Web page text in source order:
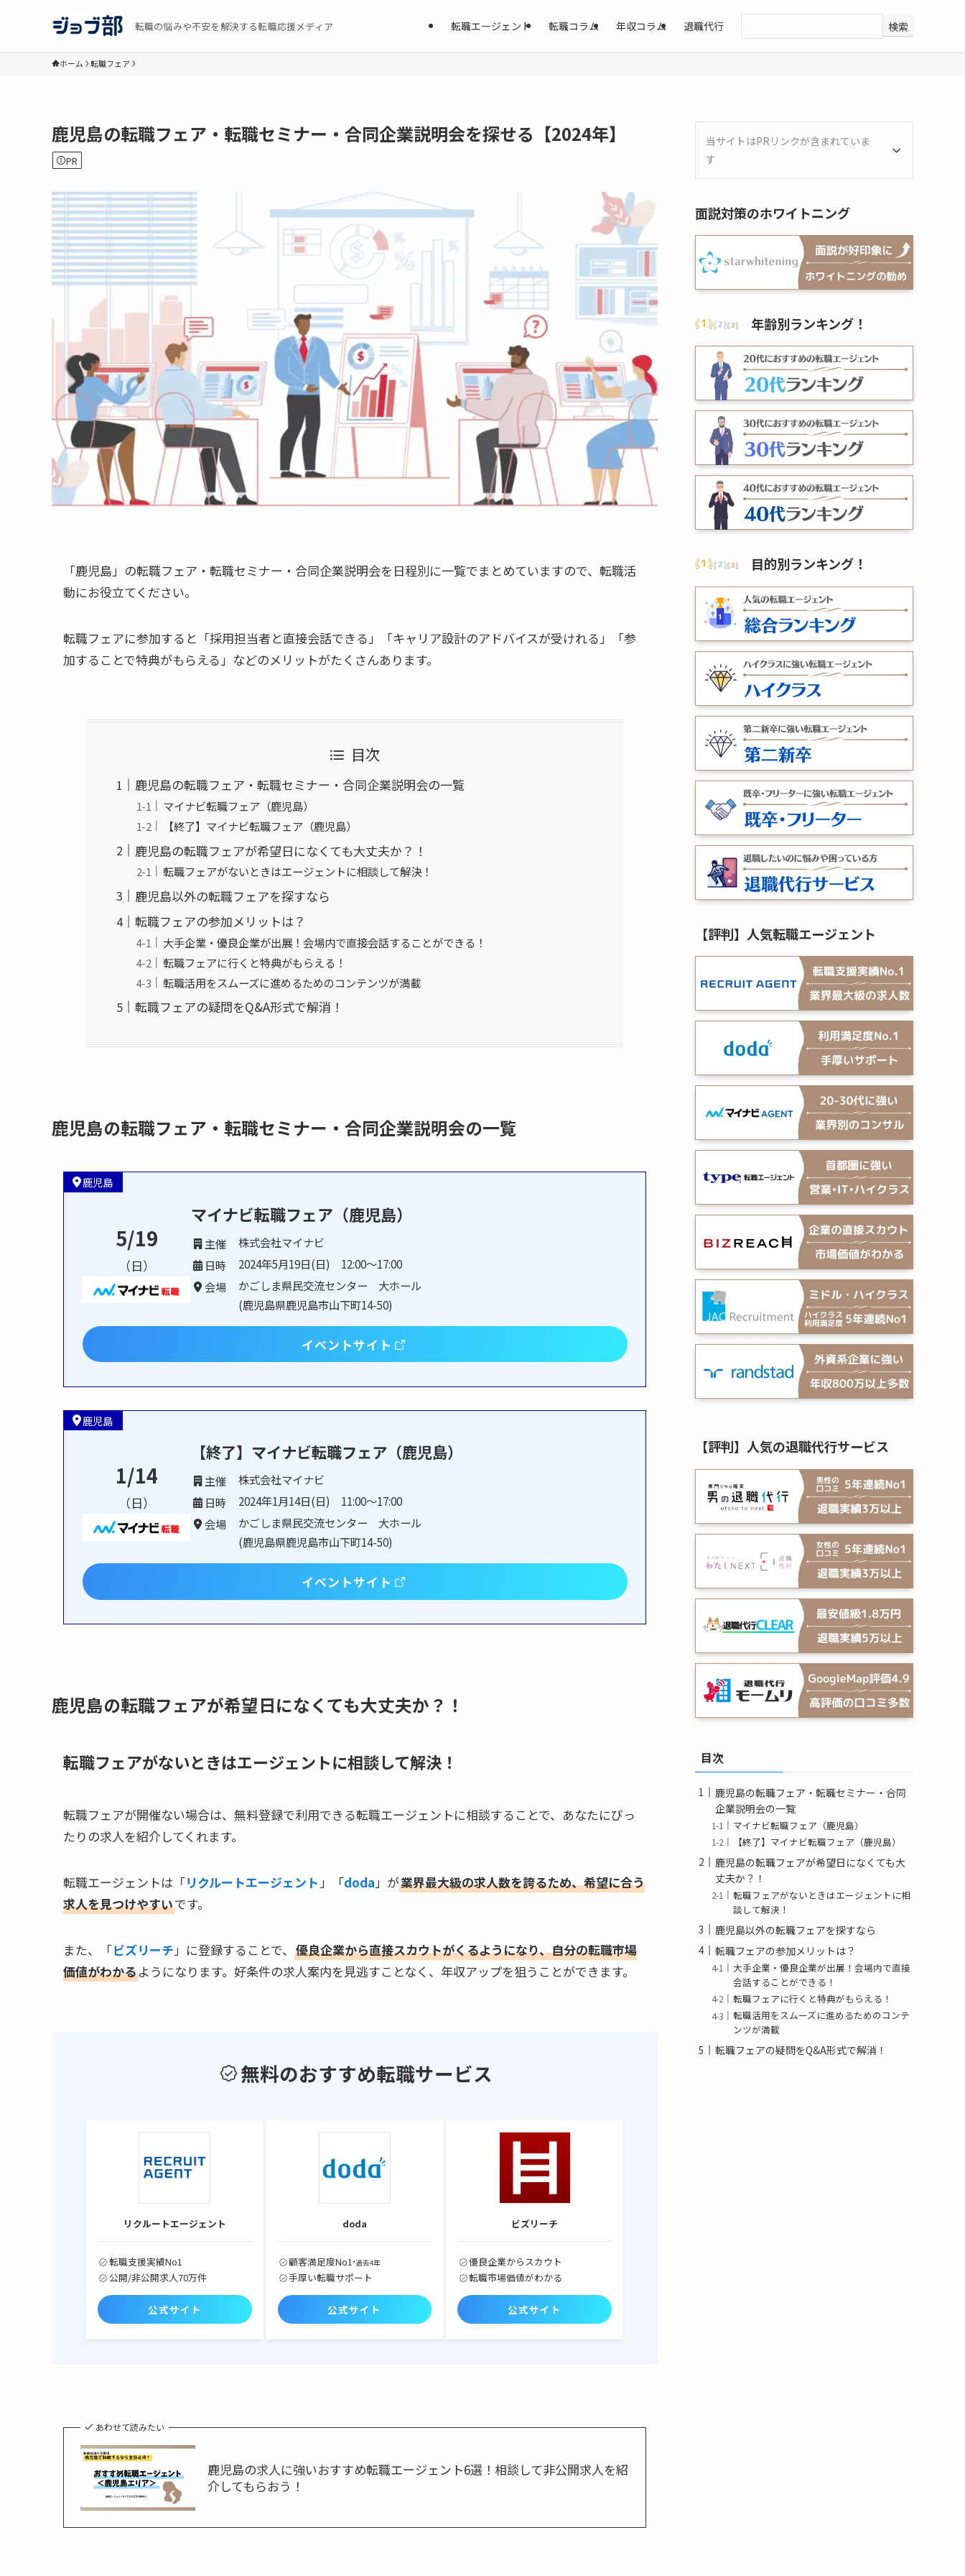
転職の悩みや不安を解決する転職応援メディア 転職エージェント 転職コラム 年収コラム 退職代行 検索
ホーム 転職フェア
鹿児島の転職フェア・転職セミナー・合同企業説明会を探せる【2024年】
PR
「鹿児島」の転職フェア・転職セミナー・合同企業説明会を日程別に一覧でまとめていますので、転職活
動にお役立てください。
転職フェアに参加すると「採用担当者と直接会話できる」「キャリア設計のアドバイスが受けれる」「参
加することで特典がもらえる」などのメリットがたくさんあります。
目次
鹿児島の転職フェア・転職セミナー・合同企業説明会の一覧
マイナビ転職フェア（鹿児島）
【終了】マイナビ転職フェア（鹿児島）
鹿児島の転職フェアが希望日になくても大丈夫か？！
転職フェアがないときはエージェントに相談して解決！
鹿児島以外の転職フェアを探すなら
転職フェアの参加メリットは？
大手企業・優良企業が出展！会場内で直接会話することができる！
転職フェアに行くと特典がもらえる！
転職活用をスムーズに進めるためのコンテンツが満載
転職フェアの疑問をQ&A形式で解消！
鹿児島の転職フェア・転職セミナー・合同企業説明会の一覧
鹿児島
5/19
（日）
マイナビ転職フェア（鹿児島）
主催
株式会社マイナビ
日時
2024年5月19日(日) 12:00～17:00
会場
かごしま県民交流センター 大ホール
(鹿児島県鹿児島市山下町14-50)
イベントサイト
鹿児島
1/14
（日）
【終了】マイナビ転職フェア（鹿児島）
主催
株式会社マイナビ
日時
2024年1月14日(日) 11:00～17:00
会場
かごしま県民交流センター 大ホール
(鹿児島県鹿児島市山下町14-50)
イベントサイト
鹿児島の転職フェアが希望日になくても大丈夫か？！
転職フェアがないときはエージェントに相談して解決！
転職フェアが開催ない場合は、無料登録で利用できる転職エージェントに相談することで、あなたにぴっ
たりの求人を紹介してくれます。
転職エージェントは「リクルートエージェント 」「doda 」が業界最大級の求人数を誇るため、希望に合う
求人を見つけやすいです。
また、「ビズリーチ 」に登録することで、 優良企業から直接スカウトがくるようになり、自分の転職市場
価値がわかるようになります。好条件の求人案内を見逃すことなく、年収アップを狙うことができます。
無料のおすすめ転職サービス
リクルートエージェント
転職支援実績No1
公開/非公開求人70万件
公式サイト
doda
顧客満足度No1*過去4年
手厚い転職サポート
公式サイト
ビズリーチ
優良企業からスカウト
転職市場価値がわかる
公式サイト
あわせて読みたい
鹿児島の求人に強いおすすめ転職エージェント6選！相談して非公開求人を紹
介してもらおう！
当サイトはPRリンクが含まれていま
す
面説対策のホワイトニング
年齢別ランキング ！
目的別ランキング ！
【評判】人気転職エージェント
【評判】人気の退職代行サービス
目次
鹿児島の転職フェア・転職セミナー・合同
企業説明会の一覧
マイナビ転職フェア（鹿児島）
【終了】マイナビ転職フェア（鹿児島）
鹿児島の転職フェアが希望日になくても大
丈夫か？！
転職フェアがないときはエージェントに相
談して解決！
鹿児島以外の転職フェアを探すなら
転職フェアの参加メリットは？
大手企業・優良企業が出展！会場内で直接
会話することができる！
転職フェアに行くと特典がもらえる！
転職活用をスムーズに進めるためのコンテ
ンツが満載
転職フェアの疑問をQ&A形式で解消！